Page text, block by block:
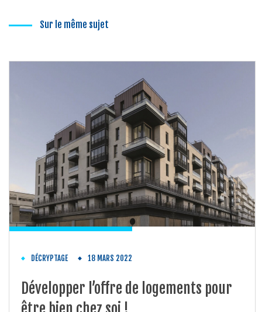
Sur le même sujet
DÉCRYPTAGE 18 MARS 2022
Développer l’offre de logements pour